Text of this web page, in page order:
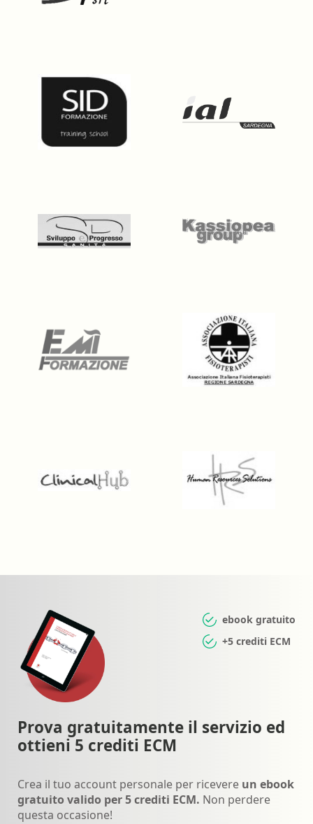
ebook gratuito
+5 crediti ECM
Prova gratuitamente il servizio ed
ottieni 5 crediti ECM
Crea il tuo account personale per ricevere un ebook
gratuito valido per 5 crediti ECM. Non perdere
questa occasione!